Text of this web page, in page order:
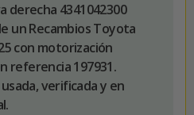
derecha 4341042300
un Recambios Toyota
con motorización
referencia 197931.
verificada y en